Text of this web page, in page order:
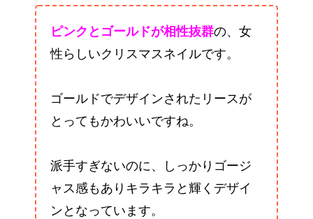
ピンクとゴールドが相性抜群の、女
性らしいクリスマスネイルです。
ゴールドでデザインされたリースが
とってもかわいいですね。
派手すぎないのに、しっかりゴージ
ャス感もありキラキラと輝くデザイ
ンとなっています。